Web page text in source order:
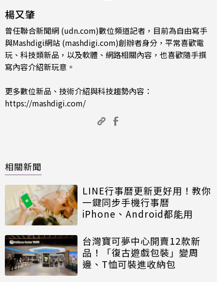
楊又肇
曾任聯合新聞網 (udn.com)數位頻道記者，目前為自由寫手
與Mashdigi網站 (mashdigi.com)創辦者身分，平常喜歡電
玩、科技類新品，以及軟體、網路相關內容，也喜歡隨手撰
寫內容介紹新玩意。
更多數位新品、技術介紹與科技趨勢內容：
https://mashdigi.com/
相關新聞
LINE行事曆更新更好用！教你
一鍵同步手機行事曆
iPhone、Android都能用
台灣寶可夢中心開賣12款新
品！「復古遊戲包裝」變周
邊、T恤可裝進收納包